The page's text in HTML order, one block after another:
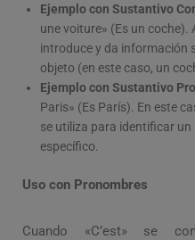
Ejemplo con Sustantivo
une voiture» (Es un coche).
introduce y da información
objeto (en este caso, un
Ejemplo con Sustantivo
Paris» (Es París). En este
se utiliza para identificar un
específico.
Uso con Pronombres
Cuando «C’est» se